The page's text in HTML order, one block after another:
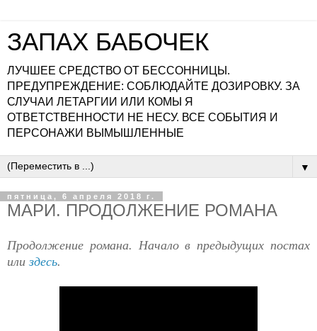
ЗАПАХ БАБОЧЕК
ЛУЧШЕЕ СРЕДСТВО ОТ БЕССОННИЦЫ.
ПРЕДУПРЕЖДЕНИЕ: СОБЛЮДАЙТЕ ДОЗИРОВКУ. ЗА
СЛУЧАИ ЛЕТАРГИИ ИЛИ КОМЫ Я
ОТВЕТСТВЕННОСТИ НЕ НЕСУ. ВСЕ СОБЫТИЯ И
ПЕРСОНАЖИ ВЫМЫШЛЕННЫЕ
▼
пятница, 6 апреля 2018 г.
МАРИ. ПРОДОЛЖЕНИЕ РОМАНА
Продолжение романа. Начало в предыдущих постах
или здесь.